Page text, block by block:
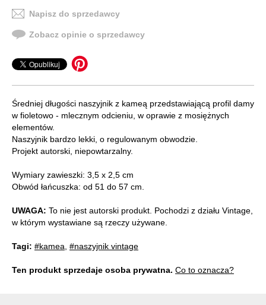
Napisz do sprzedawcy
Zobacz opinie o sprzedawcy
Średniej długości naszyjnik z kameą przedstawiającą profil damy
w fioletowo - mlecznym odcieniu, w oprawie z mosiężnych
elementów.
Naszyjnik bardzo lekki, o regulowanym obwodzie.
Projekt autorski, niepowtarzalny.
Wymiary zawieszki: 3,5 x 2,5 cm
Obwód łańcuszka: od 51 do 57 cm.
UWAGA: To nie jest autorski produkt. Pochodzi z działu Vintage,
w którym wystawiane są rzeczy używane.
Tagi: #kamea, #naszyjnik vintage
Ten produkt sprzedaje osoba prywatna. Co to oznacza?